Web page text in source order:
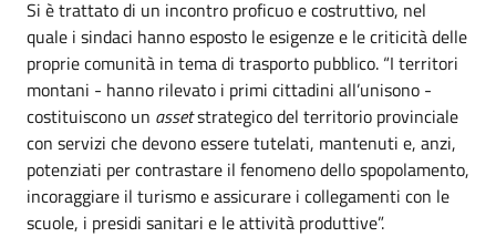
Si è trattato di un incontro proficuo e costruttivo, nel
quale i sindaci hanno esposto le esigenze e le criticità delle
proprie comunità in tema di trasporto pubblico. “I territori
montani - hanno rilevato i primi cittadini all’unisono -
costituiscono un assetstrategico del territorio provinciale
con servizi che devono essere tutelati, mantenuti e, anzi,
potenziati per contrastare il fenomeno dello spopolamento,
incoraggiare il turismo e assicurare i collegamenti con le
scuole, i presidi sanitari e le attività produttive”.